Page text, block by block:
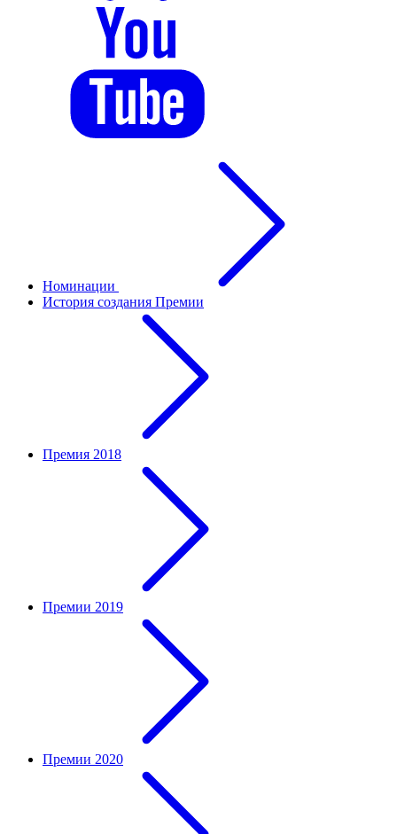
Номинации
История создания Премии
Премия 2018
Премии 2019
Премии 2020